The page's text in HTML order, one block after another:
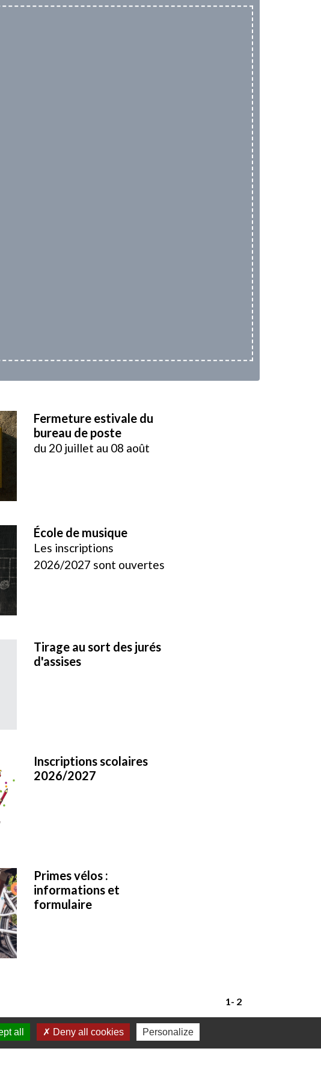
Fermeture estivale du
bureau de poste
du 20 juillet au 08 août
École de musique
Les inscriptions
2026/2027 sont ouvertes
Tirage au sort des jurés
d'assises
Inscriptions scolaires
2026/2027
Primes vélos :
informations et
formulaire
1- 2
all Deny all cookies Personalize